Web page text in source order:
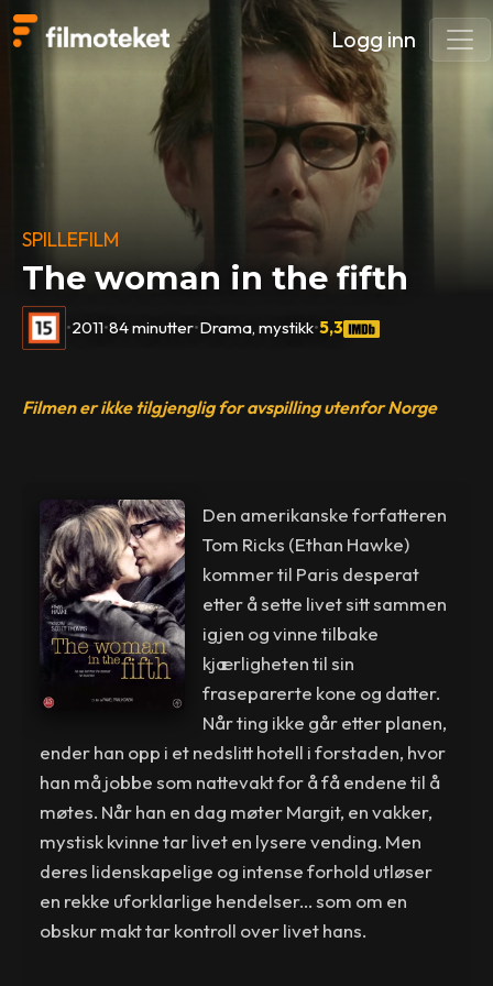
Logg inn
SPILLEFILM
The woman in the fifth
•2011•84 minutter•Drama, mystikk•5,3
Filmen er ikke tilgjenglig for avspilling utenfor Norge
Den amerikanske forfatteren
Tom Ricks (Ethan Hawke)
kommer til Paris desperat
etter å sette livet sitt sammen
igjen og vinne tilbake
kjærligheten til sin
fraseparerte kone og datter.
Når ting ikke går etter planen,
ender han opp i et nedslitt hotell i forstaden, hvor
han må jobbe som nattevakt for å få endene til å
møtes. Når han en dag møter Margit, en vakker,
mystisk kvinne tar livet en lysere vending. Men
deres lidenskapelige og intense forhold utløser
en rekke uforklarlige hendelser... som om en
obskur makt tar kontroll over livet hans.